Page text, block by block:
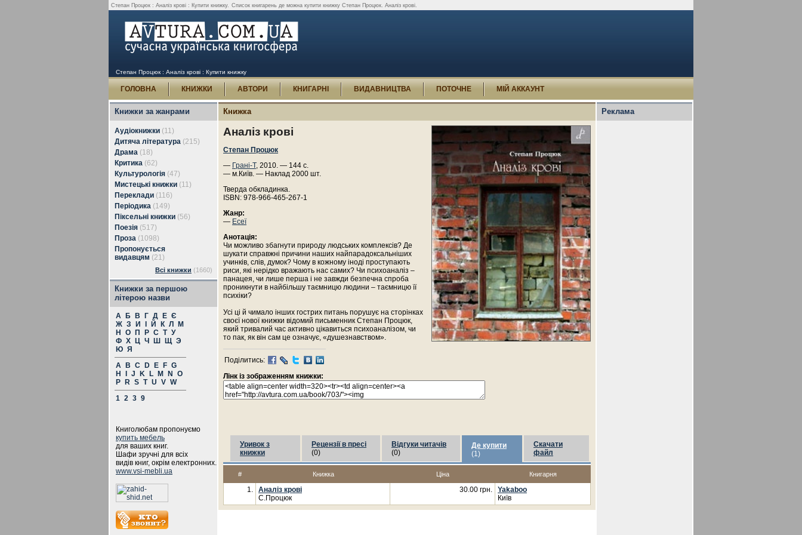
Степан Процюк : Аналіз крові : Купити книжку. Список книгарень де можна купити книжку Степан Процюк. Аналіз крові.
Степан Процюк : Аналіз крові : Купити книжку
ГОЛОВНА КНИЖКИ АВТОРИ КНИГАРНІ ВИДАВНИЦТВА ПОТОЧНЕ МІЙ АККАУНТ
Книжки за жанрами
Аудіокнижки (11)
Дитяча література (215)
Драма (18)
Критика (62)
Культурологія (47)
Мистецькі книжки (11)
Переклади (116)
Періодика (149)
Піксельні книжки (56)
Поезія (517)
Проза (1098)
Пропонується
видавцям (21)
Всі книжки (1660)
Книжки за першою
літерою назви
А Б В Г Д Е Є
Ж З И Й К Л
М
Н
О П Р С Т У
Ф Х Ц Ч Ш Щ Э
Ю Я
A
B C D E F G
H
J K L M N
O
P
R S T U V W
1 2 3 9
Книголюбам пропонуємо
купить мебель
для ваших книг.
Шафи зручні для всіх
видів книг, окрім електронних.
www.vsi-mebli.ua
Книжка
Аналіз крові
Степан Процюк
— Грані-Т, 2010. — 144 с.
— м.Київ. — Наклад 2000 шт.
Тверда обкладинка.
ISBN: 978-966-465-267-1
Жанр:
— Есеї
Анотація:
Чи можливо збагнути природу людських комплексів? Де
шукати справжні причини наших найпарадоксальніших
учинків, слів, думок? Чому в кожному іноді проступають
риси, які нерідко вражають нас самих? Чи психоаналіз –
панацея, чи лише перша і не завжди безпечна спроба
проникнути в найбільшу таємницю людини – таємницю її
психіки?
Усі ці й чимало інших гострих питань порушує на сторінках
своєї нової книжки відомий письменник Степан Процюк,
який тривалий час активно цікавиться психоаналізом, чи
то пак, як він сам це означує, «душезнавством».
Поділитись:
Лінк із зображенням книжки:
Уривок з
книжки
Рецензії в пресі
(0)
Відгуки читачів
(0)
Де купити
(1)
Скачати
файл
# Книжка Ціна Книгарня
1.
Аналіз крові
С.Процюк
30.00 грн.
Yakaboo
Київ
Реклама